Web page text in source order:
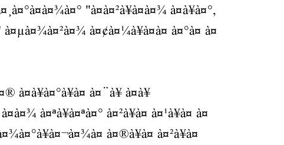
"à¤à¤²à¥à¤à¤¾ à¤à¥à¤°,
à¤µà¤¾à¤²à¤¾ à¤¢à¤¼à¥à¤à¤ à¤°à¤ à¤
à¤¨à¥ à¤­à¥
à¤ªà¥à¤ªà¤° à¤²à¥à¤ à¤¹à¥à¤ à¤
à¤®à¥à¤ à¤²à¥à¤